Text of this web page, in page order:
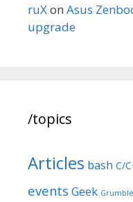
ruXon Asus
upgrade
/topics
Articles bash C/
events Geek Grumble